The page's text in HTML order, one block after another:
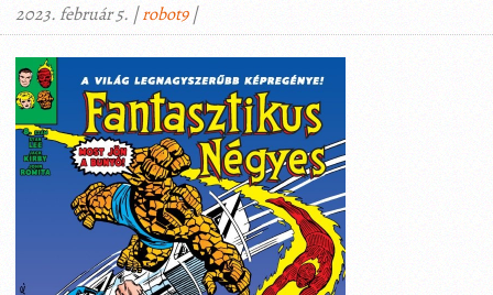
2023. február 5. |robot9|